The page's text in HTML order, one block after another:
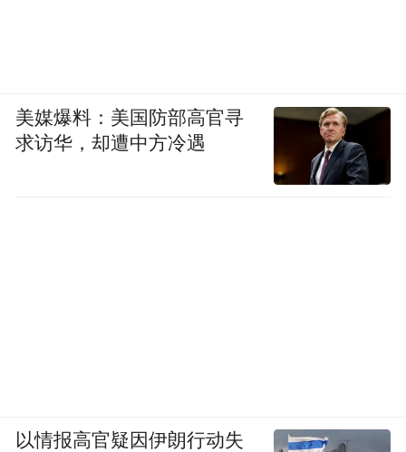
美媒爆料：美国防部高官寻
求访华，却遭中方冷遇
以情报高官疑因伊朗行动失